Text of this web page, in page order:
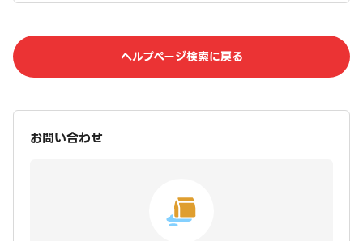
ヘルプページ検索に戻る
お問い合わせ